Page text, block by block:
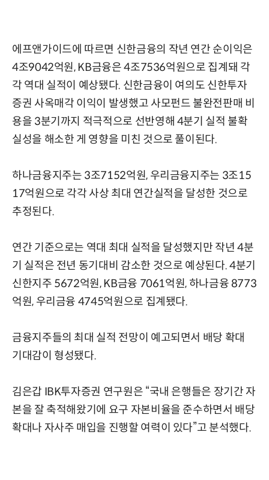
에프앤가이드에 따르면 신한금융의 작년 연간 순이익은
4조9042억원, KB금융은 4조7536억원으로 집계돼 각
각 역대 실적이 예상됐다. 신한금융이 여의도 신한투자
증권 사옥매각 이익이 발생했고 사모펀드 불완전판매 비
용을 3분기까지 적극적으로 선반영해 4분기 실적 불확
실성을 해소한 게 영향을 미친 것으로 풀이된다.
하나금융지주는 3조7152억원, 우리금융지주는 3조15
17억원으로 각각 사상 최대 연간실적을 달성한 것으로
추정된다.
연간 기준으로는 역대 최대 실적을 달성했지만 작년 4분
기 실적은 전년 동기대비 감소한 것으로 예상된다. 4분기
신한지주 5672억원, KB금융 7061억원, 하나금융 8773
억원, 우리금융 4745억원으로 집계됐다.
금융지주들의 최대 실적 전망이 예고되면서 배당 확대
기대감이 형성됐다.
김은갑 IBK투자증권 연구원은 “국내 은행들은 장기간 자
본을 잘 축적해왔기에 요구 자본비율을 준수하면서 배당
확대나 자사주 매입을 진행할 여력이 있다”고 분석했다.